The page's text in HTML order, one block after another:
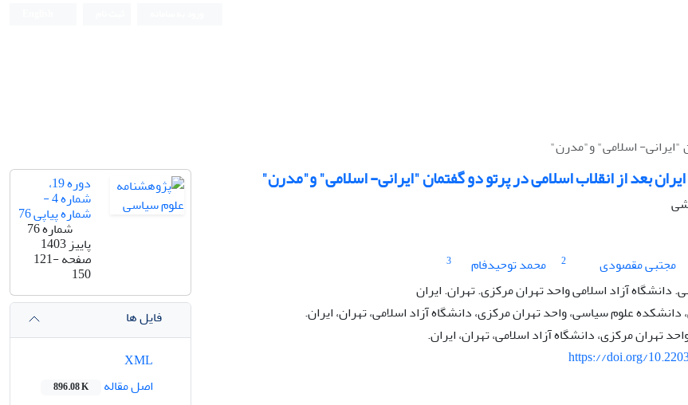
"ایرانی- اسلامی" و"مدرن"
بعد از انقلاب اسلامی در پرتو دو گفتمان "ایرانی- اسلامی" و"مدرن"
مجتبی مقصودی 2 محمد توحیدفام
3
دانشگاه آزاد اسلامی واحد تهران مرکزی. تهران. ایران
علوم سیاسی، واحد تهران مرکزی، دانشگاه آزاد اسلامی، تهران، ایران.
تهران مرکزی، دانشگاه آزاد اسلامی، تهران، ایران.
https://doi.org/
دوره 19،
شماره 4 -
شماره پیاپی 76
شماره 76
پاییز 1403
صفحه121-
150
فایل ها
اصل مقاله
896.08 K